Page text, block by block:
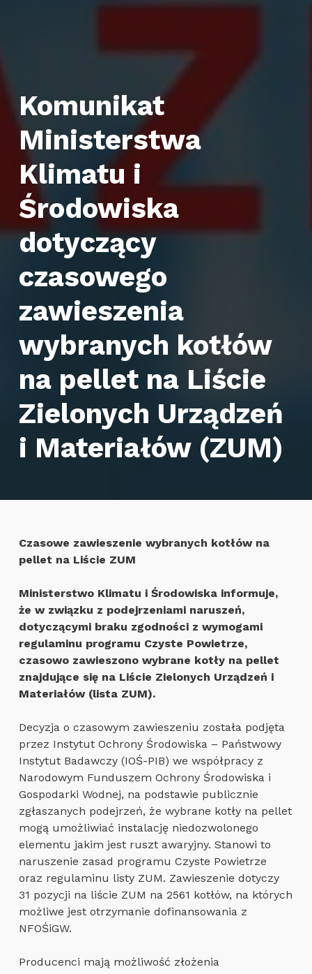
Komunikat
Ministerstwa
Klimatu i
Środowiska
dotyczący
czasowego
zawieszenia
wybranych kotłów
na pellet na Liście
Zielonych Urządzeń
i Materiałów (ZUM)
Czasowe zawieszenie wybranych kotłów na
pellet na Liście ZUM
Ministerstwo Klimatu i Środowiska informuje,
że w związku z podejrzeniami naruszeń,
dotyczącymi braku zgodności z wymogami
regulaminu programu Czyste Powietrze,
czasowo zawieszono wybrane kotły na pellet
znajdujące się na Liście Zielonych Urządzeń i
Materiałów (lista ZUM).
Decyzja o czasowym zawieszeniu została podjęta
przez Instytut Ochrony Środowiska – Państwowy
Instytut Badawczy (IOŚ-PIB) we współpracy z
Narodowym Funduszem Ochrony Środowiska i
Gospodarki Wodnej, na podstawie publicznie
zgłaszanych podejrzeń, że wybrane kotły na pellet
mogą umożliwiać instalację niedozwolonego
elementu jakim jest ruszt awaryjny. Stanowi to
naruszenie zasad programu Czyste Powietrze
oraz regulaminu listy ZUM. Zawieszenie dotyczy
31 pozycji na liście ZUM na 2561 kotłów, na których
możliwe jest otrzymanie dofinansowania z
NFOŚiGW.
Producenci mają możliwość złożenia